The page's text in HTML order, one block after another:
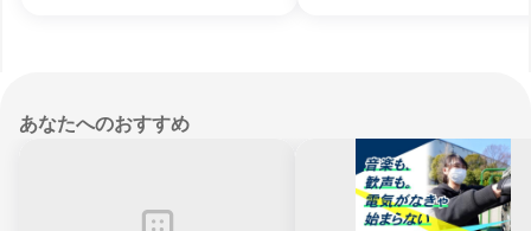
あなたへのおすすめ